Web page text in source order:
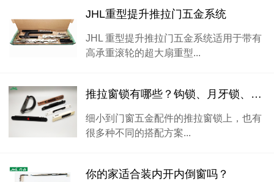
JHL重型提升推拉门五金系统
JHL 重型提升推拉门五金系统适用于带有
高承重滚轮的超大扇重型...
推拉窗锁有哪些？钩锁、月牙锁、执手锁
细小到门窗五金配件的推拉窗锁上，也有
很多种不同的搭配方案...
你的家适合装内开内倒窗吗？